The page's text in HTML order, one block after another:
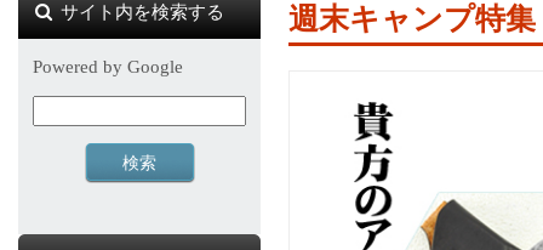
週末キャンプ特集
サイト内を検索する
Powered by Google